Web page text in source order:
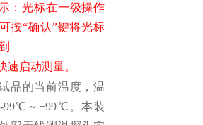
：光标在一级操作
按“确认”键将光标
速启动测量。
品的当前温度，温
99℃～+99℃。本装